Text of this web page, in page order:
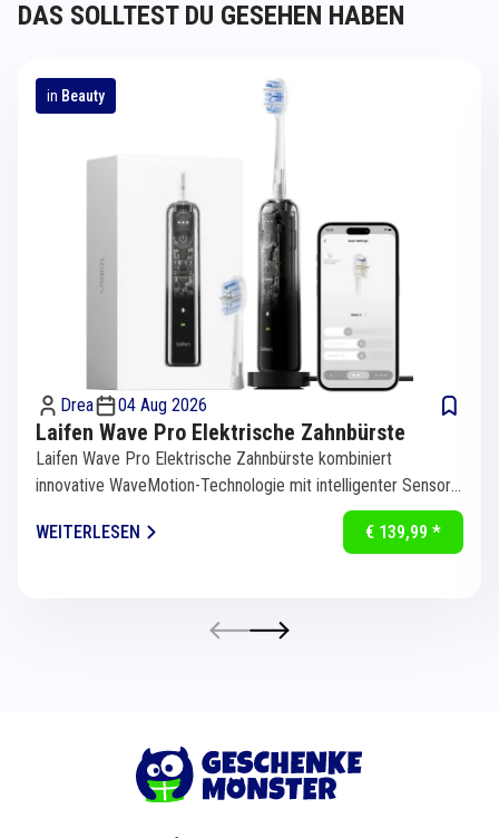
DAS SOLLTEST DU GESEHEN HABEN
in Beauty
Drea 04 Aug 2026
Laifen Wave Pro Elektrische Zahnbürste
Laifen Wave Pro Elektrische Zahnbürste kombiniert
innovative WaveMotion-Technologie mit intelligenter Sensorik
WEITERLESEN
€ 139,99 *